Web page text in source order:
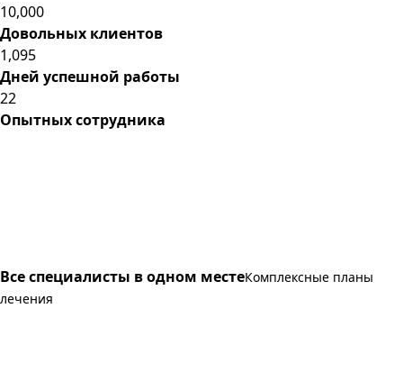
10,000
Довольных клиентов
1,095
Дней успешной работы
22
Опытных сотрудника
Все специалисты в одном местеКомплексные планы
лечения